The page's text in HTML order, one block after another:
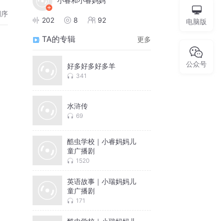
202 8 92
TA的专辑 更多
好多好多好多羊
341
水浒传
69
酷虫学校｜小睿妈妈儿
童广播剧
1520
英语故事｜小瑞妈妈儿
童广播剧
171
电脑版
公众号